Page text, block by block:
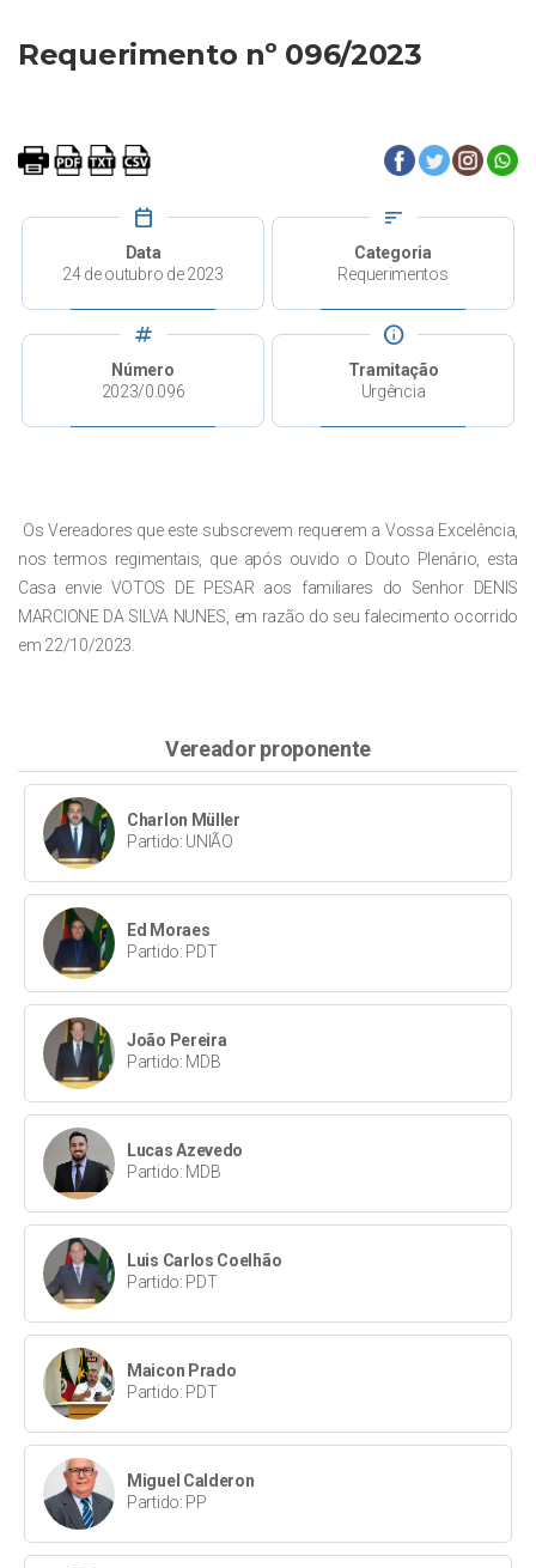
Requerimento nº 096/2023
calendar_today
Data
24 de outubro de 2023
sort
Categoria
Requerimentos
tag
Número
2023/0.096
info
Tramitação
Urgência
Os Vereadores que este subscrevem requerem a Vossa Excelência,
nos termos regimentais, que após ouvido o Douto Plenário, esta
Casa envie VOTOS DE PESAR aos familiares do Senhor DENIS
MARCIONE DA SILVA NUNES, em razão do seu falecimento ocorrido
em 22/10/2023.
Vereador proponente
Charlon Müller
Partido: UNIÃO
Ed Moraes
Partido: PDT
João Pereira
Partido: MDB
Lucas Azevedo
Partido: MDB
Luis Carlos Coelhão
Partido: PDT
Maicon Prado
Partido: PDT
Miguel Calderon
Partido: PP